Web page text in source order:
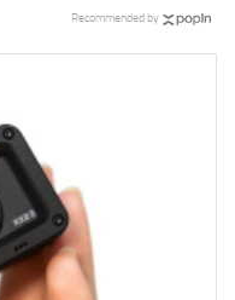
Recommended by